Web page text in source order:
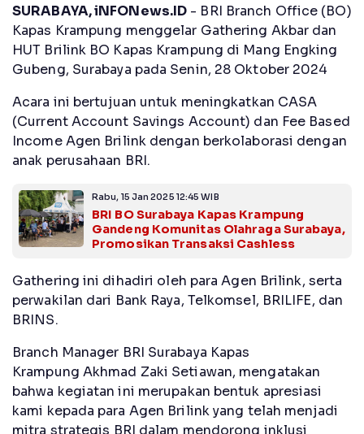
SURABAYA, iNFONews.ID - BRI Branch Office (BO)
Kapas Krampung menggelar Gathering Akbar dan
HUT Brilink BO Kapas Krampung di Mang Engking
Gubeng, Surabaya pada Senin, 28 Oktober 2024
Acara ini bertujuan untuk meningkatkan CASA
(Current Account Savings Account) dan Fee Based
Income Agen Brilink dengan berkolaborasi dengan
anak perusahaan BRI.
Rabu, 15 Jan 2025 12:45 WIB
BRI BO Surabaya Kapas Krampung
Gandeng Komunitas Olahraga Surabaya,
Promosikan Transaksi Cashless
Gathering ini dihadiri oleh para Agen Brilink, serta
perwakilan dari Bank Raya, Telkomsel, BRILIFE, dan
BRINS.
Branch Manager BRI Surabaya Kapas
Krampung Akhmad Zaki Setiawan, mengatakan
bahwa kegiatan ini merupakan bentuk apresiasi
kami kepada para Agen Brilink yang telah menjadi
mitra strategis BRI dalam mendorong inklusi